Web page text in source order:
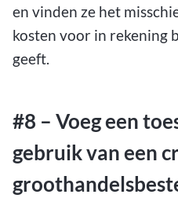
en vinden ze het
kosten voor in rekening
geeft.
#8 – Voeg een
gebruik van een